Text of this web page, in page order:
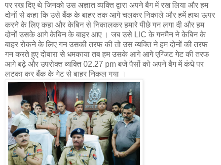
पर रख दिए थे जिनको उस अज्ञात व्यक्ति द्वारा अपने बैग में रख लिया और हम
दोनों से कहा कि उसे बैंक के बाहर तक आगे चलकर निकाले और हमें हाथ ऊपर
करने के लिए कहा और केबिन से निकालकर हमारे पीछे गन लगा दी और हम
दोनों उसके आगे केबिन के बाहर आए । जब उसे LIC के गनमैन ने केबिन के
बाहर रोकने के लिए गन उसकी तरफ की तो उस व्यक्ति ने हम दोनों की तरफ
गन करते हुए दोबारा से धमकाया तब हम उसके आगे आगे एग्जिट गेट की तरफ
आगे बढ़े और उपरोक्त व्यक्ति 02.27 pm बजे पैसों को अपने बैग में कंधे पर
लटका कर बैंक के गेट से बाहर निकल गया ।